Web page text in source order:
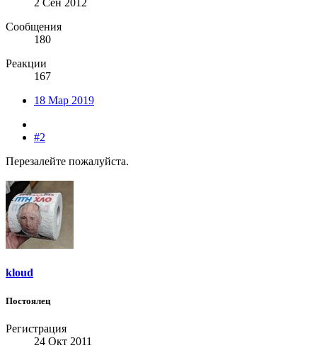
2 Сен 2012
Сообщения
180
Реакции
167
18 Мар 2019
#2
Перезалейте пожалуйста.
kloud
Постоялец
Регистрация
24 Окт 2011